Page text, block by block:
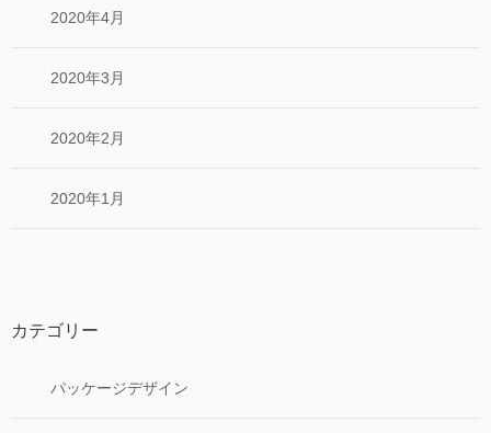
2020年4月
2020年3月
2020年2月
2020年1月
カテゴリー
パッケージデザイン